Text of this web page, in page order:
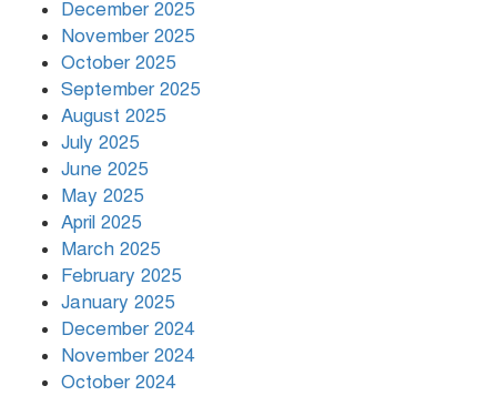
বৃষ্টি থামার নাম নেই, পথে পথে
December 2025
November 2025
October 2025
September 2025
August 2025
July 2025
June 2025
May 2025
April 2025
March 2025
February 2025
January 2025
December 2024
November 2024
October 2024